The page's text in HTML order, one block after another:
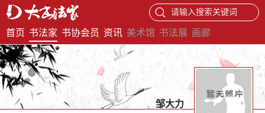
请输入搜索关键词
首页 书法家 书协会员 资讯 美术馆 书法展 画廊
邹大力